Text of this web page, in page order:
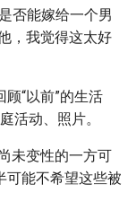
否能嫁给一个男
，我觉得这太好
“以前”的生活
活动、照片。
未变性的一方可
可能不希望这些被